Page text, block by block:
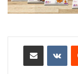
مشاركة عبر البريد